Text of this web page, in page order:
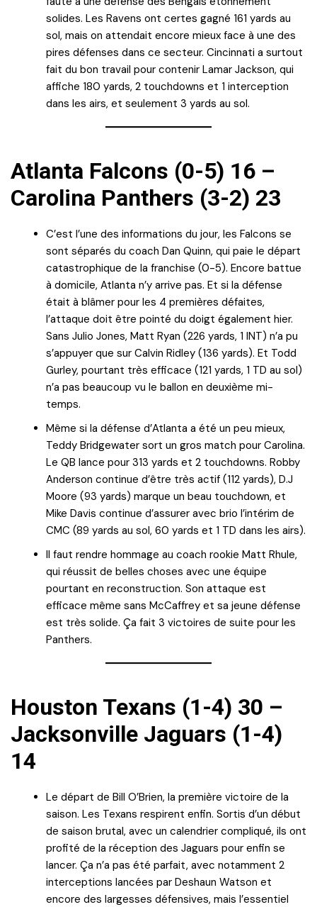
solides. Les Ravens ont certes gagné 161 yards au
sol, mais on attendait encore mieux face à une des
pires défenses dans ce secteur. Cincinnati a surtout
fait du bon travail pour contenir Lamar Jackson, qui
affiche 180 yards, 2 touchdowns et 1 interception
dans les airs, et seulement 3 yards au sol.
Atlanta Falcons (0-5) 16 –
Carolina Panthers (3-2) 23
C’est l’une des informations du jour, les Falcons se
sont séparés du coach Dan Quinn, qui paie le départ
catastrophique de la franchise (0-5). Encore battue
à domicile, Atlanta n’y arrive pas. Et si la défense
était à blâmer pour les 4 premières défaites,
l’attaque doit être pointé du doigt également hier.
Sans Julio Jones, Matt Ryan (226 yards, 1 INT) n’a pu
s’appuyer que sur Calvin Ridley (136 yards). Et Todd
Gurley, pourtant très efficace (121 yards, 1 TD au sol)
n’a pas beaucoup vu le ballon en deuxième mi-
temps.
Même si la défense d’Atlanta a été un peu mieux,
Teddy Bridgewater sort un gros match pour Carolina.
Le QB lance pour 313 yards et 2 touchdowns. Robby
Anderson continue d’être très actif (112 yards), D.J
Moore (93 yards) marque un beau touchdown, et
Mike Davis continue d’assurer avec brio l’intérim de
CMC (89 yards au sol, 60 yards et 1 TD dans les airs).
Il faut rendre hommage au coach rookie Matt Rhule,
qui réussit de belles choses avec une équipe
pourtant en reconstruction. Son attaque est
efficace même sans McCaffrey et sa jeune défense
est très solide. Ça fait 3 victoires de suite pour les
Panthers.
Houston Texans (1-4) 30 –
Jacksonville Jaguars (1-4)
14
Le départ de Bill O’Brien, la première victoire de la
saison. Les Texans respirent enfin. Sortis d’un début
de saison brutal, avec un calendrier compliqué, ils ont
profité de la réception des Jaguars pour enfin se
lancer. Ça n’a pas été parfait, avec notamment 2
interceptions lancées par Deshaun Watson et
encore des largesses défensives, mais l’essentiel